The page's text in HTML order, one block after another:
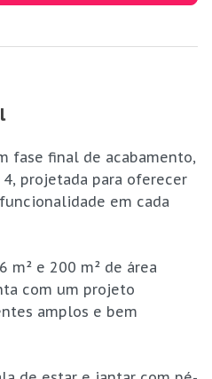
fase final de acabamento,
projetada para oferecer
em cada
m² e 200 m² de área
com um projeto
amplos e bem